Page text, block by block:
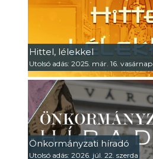
Hittel, lélekkel
Utolsó adás: 2025. már. 16. vasárnap
Önkormányzati híradó
Utolsó adás: 2026. júl. 22. szerda